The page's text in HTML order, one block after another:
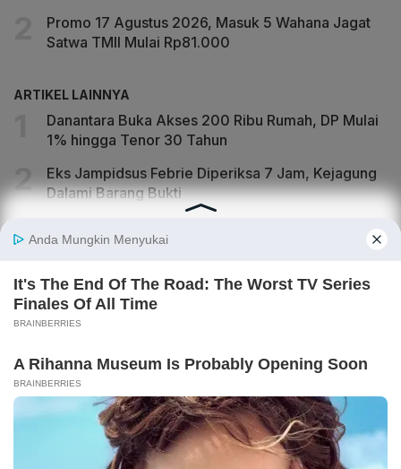
Promo 17 Agustus 2026, Masuk 5 Wahana Jagat
Satwa TMII Mulai Rp81.000
ARTIKEL LAINNYA
Danantara Buka Akses 200 Ribu Rumah, DP Mulai
1% hingga Tenor 30 Tahun
Eks Jampidsus Febrie Diperiksa 7 Jam, Kejagung
Dalami Barang Bukti
Sensus BPS, Khawatir Diburu Pajak
Pejabat BGN Ditugaskan Awasi MBG di Daerah,
Masuk Jakarta Harus Izin Dulu
Hilirisasi PTPN Disiapkan Bertahap, Danantara